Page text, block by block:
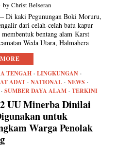
byChrist Belseran
Di kaki Pegunungan Boki Moruru,
dari celah-celah batu kapur
membentuk bentang alam Karst
Weda Utara, Halmahera
TENGAH · LINGKUNGAN ·
ADAT · NATIONAL · NEWS ·
· SUMBER DAYA ALAM · TERKINI
UU Minerba Dinilai
untuk
Warga Penolak